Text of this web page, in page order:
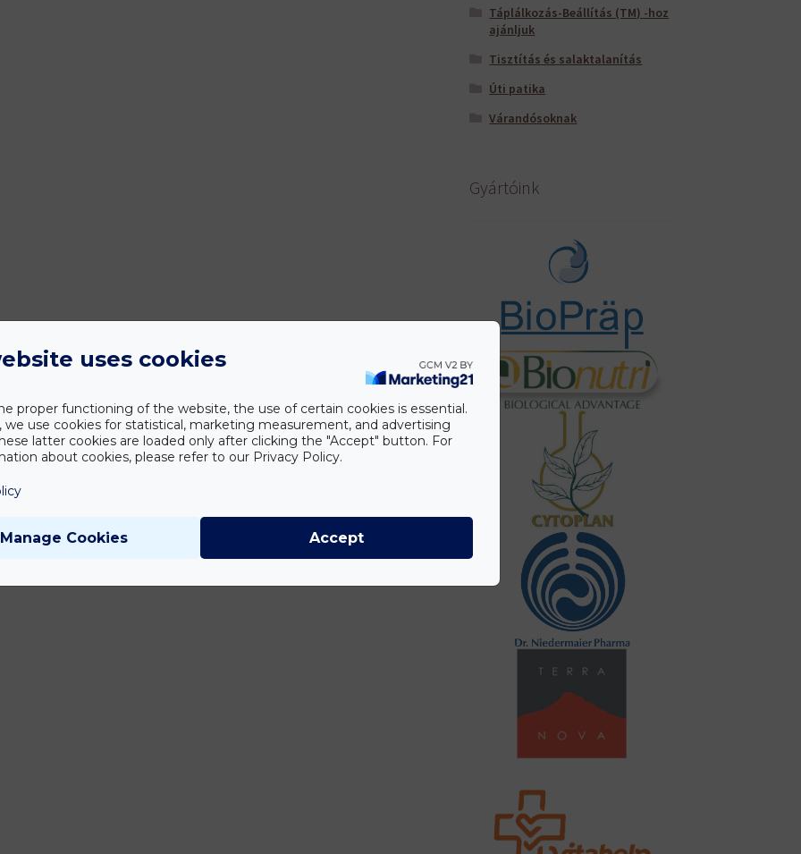
Táplálkozás-Beállítás (TM) -hoz
ajánljuk
Tisztítás és salaktalanítás
Úti patika
Várandósoknak
Gyártóink
uses cookies
proper functioning of the website, the use of certain cookies is essential.
we use cookies for statistical, marketing measurement, and advertising
latter cookies are loaded only after clicking the "Accept" button. For
about cookies, please refer to our Privacy Policy.
Manage Cookies Accept